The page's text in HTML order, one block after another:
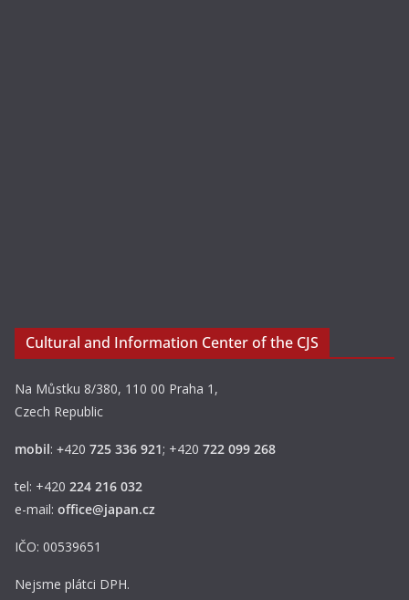
Cultural and Information Center of the CJS
Na Můstku 8/380, 110 00 Praha 1,
Czech Republic
mobil: +420 725 336 921; +420 722 099 268
tel: +420 224 216 032
e-mail: office@japan.cz
IČO: 00539651
Nejsme plátci DPH.